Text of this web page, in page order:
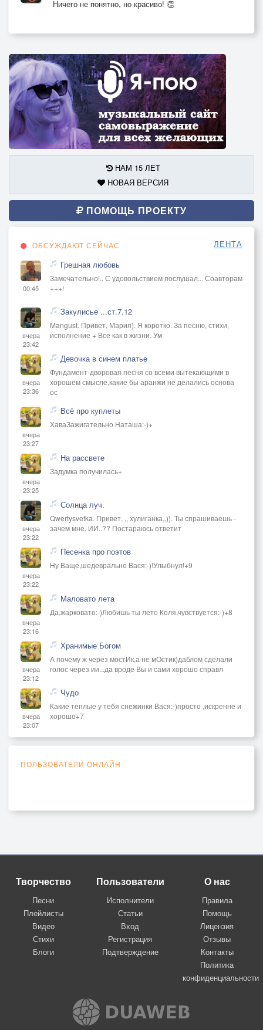
Ничего не понятно, но красиво! 👏
НАМ 15 ЛЕТ
НОВАЯ ВЕРСИЯ
ПОМОЩЬ ПРОЕКТУ
ОБСУЖДАЮТ СЕЙЧАС ЛЕНТА
00:45
Грешная любовь
Замечательно!.. С удовольствием послушал... Соавторам
+++!
вчера
23:42
Закулисье ...ст.7.12
Mangust. Привет, Мария). Я коротко. За песню, стихи,
исполнение + Всё как в жизни. Ум
вчера
23:36
Девочка в синем платье
Фундамент-дворовая песня со всеми вытекающими в
хорошем смысле,какие бы аранжи не делались основа
ос
вчера
23:27
Всё про куплеты
ХаваЗажигательно Наташа:-)+
вчера
23:25
На рассвете
Задумка получилась+
вчера
23:22
Солнца луч.
Qwertysvetka. Привет, ,, хулиганка,,)). Ты спрашиваешь -
зачем мне, ИИ..?? Постараюсь ответит
вчера
23:22
Песенка про поэтов
Ну Ваще,шедеврально Вася:-)!Улыбнул!+9
вчера
23:16
Маловато лета
Да,жарковато:-)Любишь ты лето Коля,чувствуется:-)+8
вчера
23:12
Хранимые Богом
А почему ж через мостИк,а не мОстик)даблом сделали
голос через ии...да вроде Вы и сами хорошо справл
вчера
23:07
Чудо
Какие теплые у тебя снежинки Вася:-)просто ,искренне и
хорошо+7
ПОЛЬЗОВАТЕЛИ ОНЛАЙН
Творчество
Песни
Плейлисты
Видео
Стихи
Блоги
Пользователи
Исполнители
Статьи
Вход
Регистрация
Подтверждение
О нас
Правила
Помощь
Лицензия
Отзывы
Контакты
Политика
конфиденциальности